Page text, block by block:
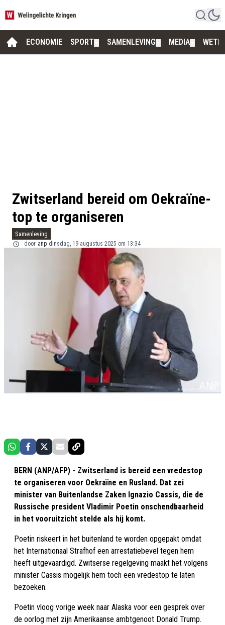
ECONOMIE SPORT SAMENLEVING MEDIA
Zwitserland bereid om Oekraïne-
top te organiseren
Samenleving
door anp dinsdag, 19 augustus 2025 om 13:34
BERN (ANP/AFP) - Zwitserland is bereid een vredestop
te organiseren voor Oekraïne en Rusland. Dat zei
minister van Buitenlandse Zaken Ignazio Cassis, die de
Russische president Vladimir Poetin onschendbaarheid
in het vooruitzicht stelde als hij komt.
Poetin riskeert in het buitenland te worden opgepakt omdat
het Internationaal Strafhof een arrestatiebevel tegen hem
heeft uitgevaardigd. Zwitserse regelgeving maakt het volgens
minister Cassis mogelijk hem toch een vredestop te laten
bezoeken.
Poetin vloog vorige week naar Alaska voor een gesprek over
de oorlog met zijn Amerikaanse ambtgenoot Donald Trump.